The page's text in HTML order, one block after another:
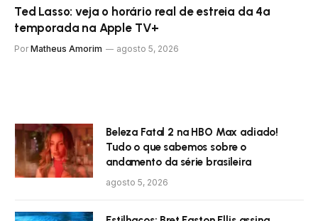
Ted Lasso: veja o horário real de estreia da 4ª
temporada na Apple TV+
Por Matheus Amorim agosto 5, 2026
Beleza Fatal 2 na HBO Max adiado!
Tudo o que sabemos sobre o
andamento da série brasileira
agosto 5, 2026